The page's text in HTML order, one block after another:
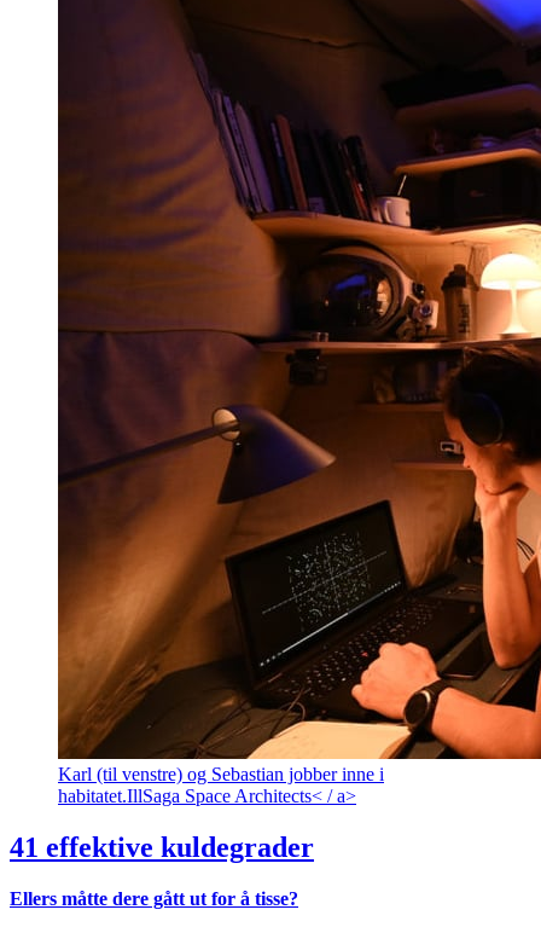
Karl (til venstre) og Sebastian jobber inne i
habitatet.IllSaga Space Architects< / a>
41 effektive kuldegrader
Ellers måtte dere gått ut for å tisse?